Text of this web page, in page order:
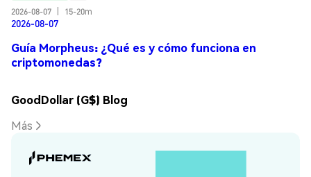
2026-08-07
15-20m
2026-08-07
Guía Morpheus: ¿Qué es y cómo funciona en
criptomonedas?
GoodDollar (G$) Blog
Más